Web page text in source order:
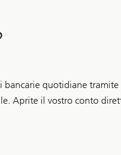
bancarie quotidiane tramite
Aprite il vostro conto